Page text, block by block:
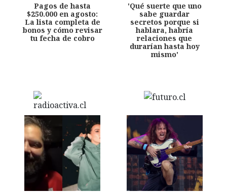
Pagos de hasta
$250.000 en agosto:
La lista completa de
bonos y cómo revisar
tu fecha de cobro
'Qué suerte que uno
sabe guardar
secretos porque si
hablara, habría
relaciones que
durarían hasta hoy
mismo'